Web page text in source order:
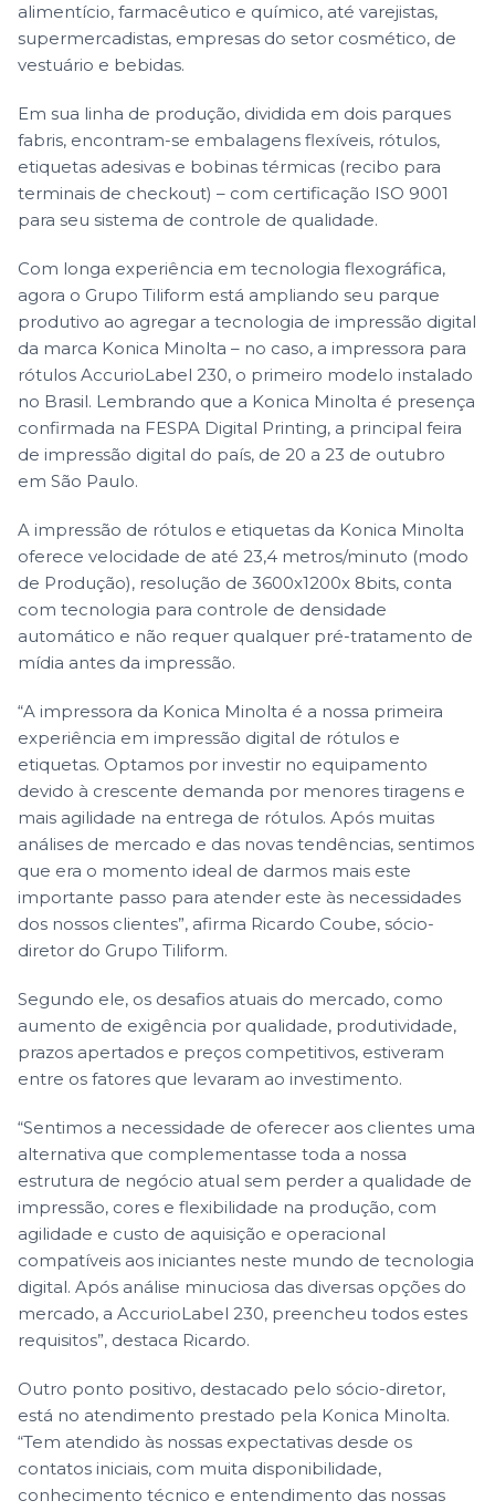
alimentício, farmacêutico e químico, até varejistas,
supermercadistas, empresas do setor cosmético, de
vestuário e bebidas.
Em sua linha de produção, dividida em dois parques
fabris, encontram-se embalagens flexíveis, rótulos,
etiquetas adesivas e bobinas térmicas (recibo para
terminais de checkout) – com certificação ISO 9001
para seu sistema de controle de qualidade.
Com longa experiência em tecnologia flexográfica,
agora o Grupo Tiliform está ampliando seu parque
produtivo ao agregar a tecnologia de impressão digital
da marca Konica Minolta – no caso, a impressora para
rótulos AccurioLabel 230, o primeiro modelo instalado
no Brasil. Lembrando que a Konica Minolta é presença
confirmada na FESPA Digital Printing, a principal feira
de impressão digital do país, de 20 a 23 de outubro
em São Paulo.
A impressão de rótulos e etiquetas da Konica Minolta
oferece velocidade de até 23,4 metros/minuto (modo
de Produção), resolução de 3600x1200x 8bits, conta
com tecnologia para controle de densidade
automático e não requer qualquer pré-tratamento de
mídia antes da impressão.
“A impressora da Konica Minolta é a nossa primeira
experiência em impressão digital de rótulos e
etiquetas. Optamos por investir no equipamento
devido à crescente demanda por menores tiragens e
mais agilidade na entrega de rótulos. Após muitas
análises de mercado e das novas tendências, sentimos
que era o momento ideal de darmos mais este
importante passo para atender este às necessidades
dos nossos clientes”, afirma Ricardo Coube, sócio-
diretor do Grupo Tiliform.
Segundo ele, os desafios atuais do mercado, como
aumento de exigência por qualidade, produtividade,
prazos apertados e preços competitivos, estiveram
entre os fatores que levaram ao investimento.
“Sentimos a necessidade de oferecer aos clientes uma
alternativa que complementasse toda a nossa
estrutura de negócio atual sem perder a qualidade de
impressão, cores e flexibilidade na produção, com
agilidade e custo de aquisição e operacional
compatíveis aos iniciantes neste mundo de tecnologia
digital. Após análise minuciosa das diversas opções do
mercado, a AccurioLabel 230, preencheu todos estes
requisitos”, destaca Ricardo.
Outro ponto positivo, destacado pelo sócio-diretor,
está no atendimento prestado pela Konica Minolta.
“Tem atendido às nossas expectativas desde os
contatos iniciais, com muita disponibilidade,
conhecimento técnico e entendimento das nossas